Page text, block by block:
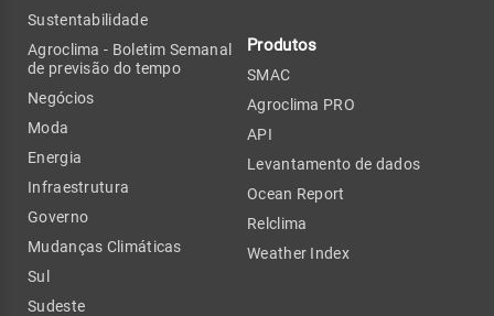
Sustentabilidade
Agroclima - Boletim Semanal
de previsão do tempo
Negócios
Moda
Energia
Infraestrutura
Governo
Mudanças Climáticas
Sul
Sudeste
Produtos
SMAC
Agroclima PRO
API
Levantamento de dados
Ocean Report
Relclima
Weather Index